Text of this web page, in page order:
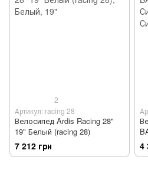
2
Артикул: racing 28
Велосипед Ardis Racing 28"
19" Белый (racing 28)
7 212 грн 4